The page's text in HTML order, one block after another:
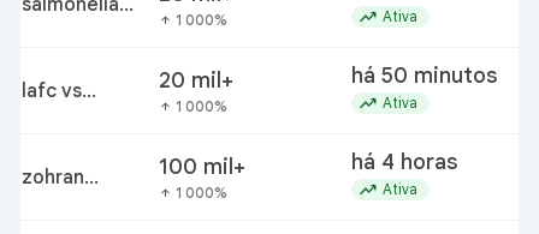
arrow_upward 1 000% trending_up Ativa
lafc vs
20 mil+
arrow_upward 1 000%
há 50 minutos
trending_up Ativa
zohran
100 mil+
arrow_upward 1 000%
há 4 horas
trending_up Ativa